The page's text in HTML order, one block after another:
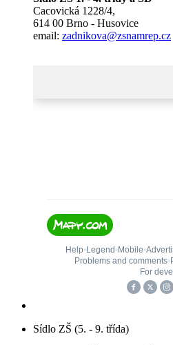
Cacovická 1228/4,
614 00 Brno - Husovice
email: zadnikova@zsnamrep.cz
Sídlo ZŠ (5. - 9. třída)